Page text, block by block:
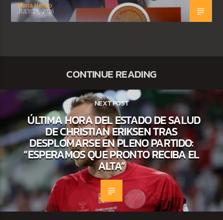
Maria Henao
JULY 29, 2026
CONTINUE READING
NEXT POST
ÚLTIMA HORA DEL ESTADO DE SALUD
DE CHRISTIAN ERIKSEN TRAS
DESPLOMARSE EN PLENO PARTIDO:
“ESPERAMOS QUE PRONTO RECIBA EL
ALTA”